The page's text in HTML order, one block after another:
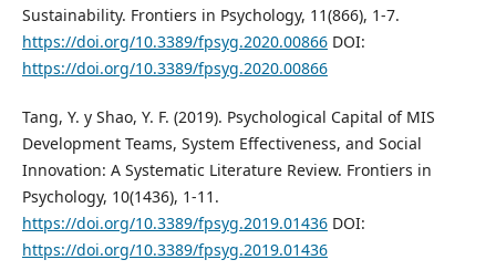
Sustainability. Frontiers in Psychology, 11(866), 1-7.
https://doi.org/10.3389/fpsyg.2020.00866DOI:
https://doi.org/10.3389/fpsyg.2020.00866
Tang, Y. y Shao, Y. F. (2019). Psychological Capital of MIS
Development Teams, System Effectiveness, and Social
Innovation: A Systematic Literature Review. Frontiers in
Psychology, 10(1436), 1-11.
https://doi.org/10.3389/fpsyg.2019.01436DOI:
https://doi.org/10.3389/fpsyg.2019.01436